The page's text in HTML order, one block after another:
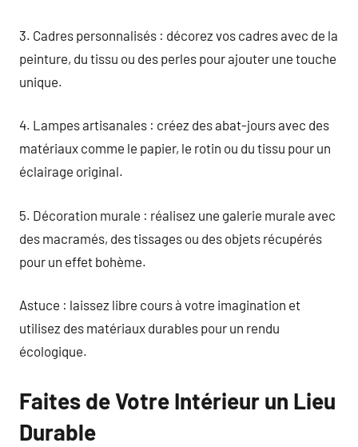
3. Cadres personnalisés : décorez vos cadres avec de la
peinture, du tissu ou des perles pour ajouter une touche
unique.
4. Lampes artisanales : créez des abat-jours avec des
matériaux comme le papier, le rotin ou du tissu pour un
éclairage original.
5. Décoration murale : réalisez une galerie murale avec
des macramés, des tissages ou des objets récupérés
pour un effet bohème.
Astuce : laissez libre cours à votre imagination et
utilisez des matériaux durables pour un rendu
écologique.
Faites de Votre Intérieur un Lieu
Durable